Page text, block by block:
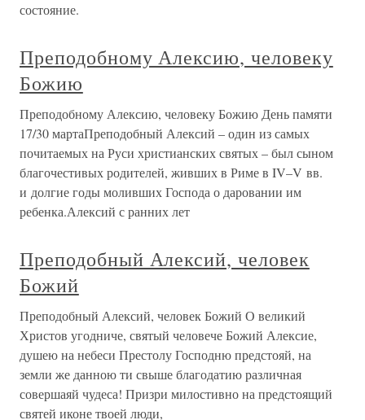
состояние.
Преподобному Алексию, человеку
Божию
Преподобному Алексию, человеку Божию День памяти
17/30 мартаПреподобный Алексий – один из самых
почитаемых на Руси христианских святых – был сыном
благочестивых родителей, живших в Риме в IV–V вв.
и долгие годы моливших Господа о даровании им
ребенка.Алексий с ранних лет
Преподобный Алексий, человек
Божий
Преподобный Алексий, человек Божий О великий
Христов угодниче, святый человече Божий Алексие,
душею на небеси Престолу Господню предстояй, на
земли же данною ти свыше благодатию различная
совершаяй чудеса! Призри милостивно на предстоящий
святей иконе твоей люди,